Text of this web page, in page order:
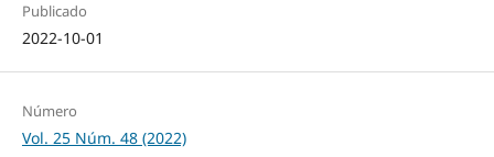
Publicado
2022-10-01
Número
Vol. 25 Núm. 48 (2022)